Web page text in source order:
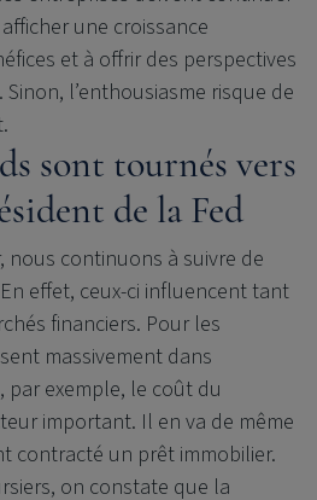
une croissance
et à offrir des perspectives
l’enthousiasme risque de
sont tournés vers
de la Fed
nous continuons à suivre de
effet, ceux-ci influencent tant
financiers. Pour les
massivement dans
par exemple, le coût du
important. Il en va de même
contracté un prêt immobilier.
on constate que la